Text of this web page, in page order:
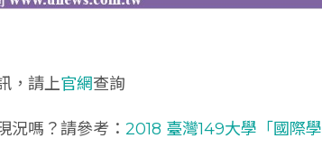
，請上官網查詢
嗎？請參考： 2018 臺灣149大學「國際學